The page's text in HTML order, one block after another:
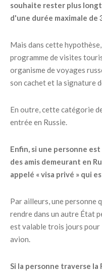
souhaite rester plus
d'une durée maximale de
Mais dans cette
programme de visites
organisme de voyages
son cachet et la signature
En outre, cette catégorie
entrée en Russie.
Enfin, si une personne
des amis demeurant en
appelé « visa privé » qui
Par ailleurs, une personne
rendre dans un autre État
est valable trois jours pour
avion.
Si la personne traverse la